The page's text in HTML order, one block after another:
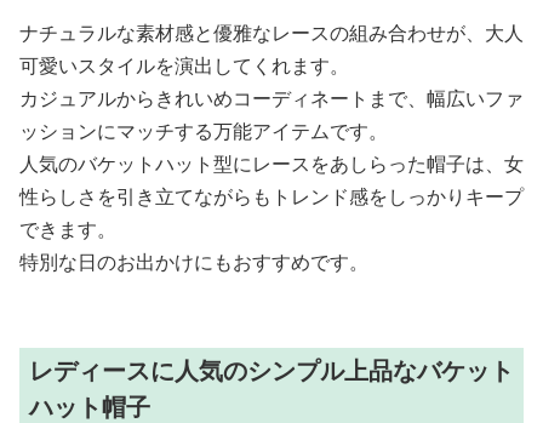
ナチュラルな素材感と優雅なレースの組み合わせが、大人
可愛いスタイルを演出してくれます。
カジュアルからきれいめコーディネートまで、幅広いファ
ッションにマッチする万能アイテムです。
人気のバケットハット型にレースをあしらった帽子は、女
性らしさを引き立てながらもトレンド感をしっかりキープ
できます。
特別な日のお出かけにもおすすめです。
レディースに人気のシンプル上品なバケット
ハット帽子